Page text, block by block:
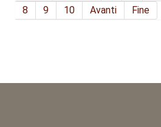
8
9 10 Avanti Fine